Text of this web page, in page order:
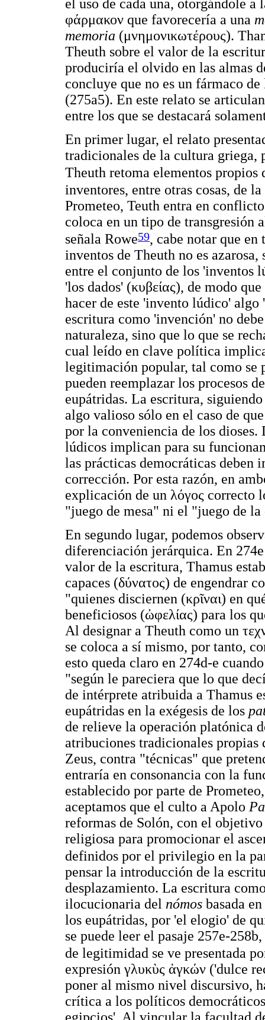
el uso de cada una, otorgándole
φάρμακον que favorecería a una
memoria (μνημονικωτέρους).
Theuth sobre el valor de la
produciría el olvido en las almas
concluye que no es un fármaco
(275a5). En este relato se
entre los que se destacará
En primer lugar, el relato
tradicionales de la cultura griega,
Theuth retoma elementos propios
inventores, entre otras cosas, de
Prometeo, Teuth entra en
coloca en un tipo de transgresión
señala Rowe59, cabe notar que
inventos de Theuth no es
entre el conjunto de los 'inventos
'los dados' (κυβείας), de modo
hacer de este 'invento lúdico'
escritura como 'invención' no
naturaleza, sino que lo que se
cual leído en clave política
legitimación popular, tal como se
pueden reemplazar los procesos
eupátridas. La escritura,
algo valioso sólo en el caso de
por la conveniencia de los dioses.
lúdicos implican para su
las prácticas democráticas deben
corrección. Por esta razón, en
explicación de un λόγος correcto
"juego de mesa" ni el "juego de
En segundo lugar, podemos
diferenciación jerárquica. En
valor de la escritura, Thamus
capaces (δύνατος) de engendrar
"quienes disciernen (κρῖναι) en
beneficiosos (ὠφελίας) para los
Al designar a Theuth como un
se coloca a sí mismo, por tanto,
esto queda claro en 274d-e
"según le pareciera que lo que
de intérprete atribuida a Thamus
eupátridas en la exégesis de los
de relieve la operación platónica
atribuciones tradicionales propias
Zeus, contra "técnicas" que
entraría en consonancia con la
establecido por parte de
aceptamos que el culto a Apolo
reformas de Solón, con el
religiosa para promocionar el
definidos por el privilegio en la
pensar la introducción de la
desplazamiento. La escritura
ilocucionaria del nómos basada
los eupátridas, por 'el elogio' de
se puede leer el pasaje 257e-
de legitimidad se ve presentada
expresión γλυκὺς ἀγκών ('dulce
poner al mismo nivel discursivo,
crítica a los políticos